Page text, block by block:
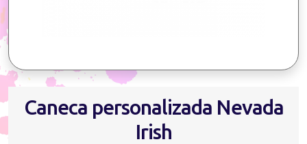
Caneca personalizada Nevada
Irish